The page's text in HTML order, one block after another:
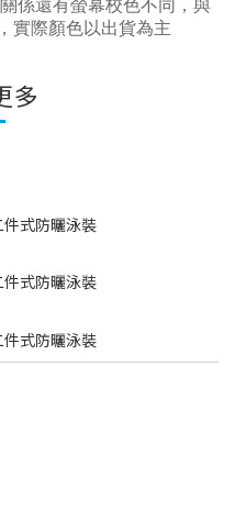
係還有螢幕校色不同，與
實際顏色以出貨為主
多